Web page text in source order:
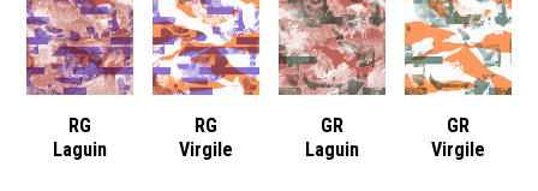
RG
Laguin
RG
Virgile
GR
Laguin
GR
Virgile